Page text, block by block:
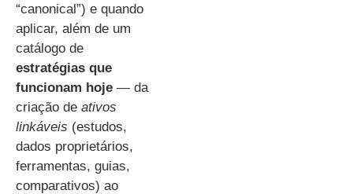
“canonical”) e quando
aplicar, além de um
catálogo de
estratégias que
funcionam hoje — da
criação de ativos
linkáveis (estudos,
dados proprietários,
ferramentas, guias,
comparativos) ao